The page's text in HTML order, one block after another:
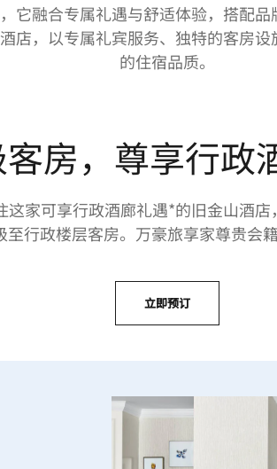
融合专属礼遇与舒适体验，搭配
店，以专属礼宾服务、独特的客房
的住宿品质。
房，尊享行政
家可享行政酒廊礼遇*的旧金山酒
行政楼层客房。万豪旅享家尊贵会
立即预订